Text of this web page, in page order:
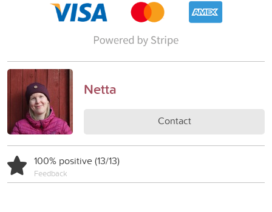
Netta
Contact
100% positive (13/13)
Feedback